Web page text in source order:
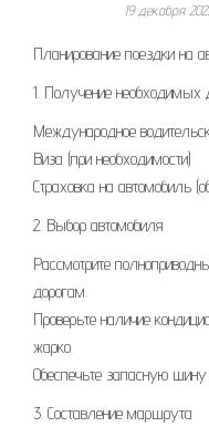
19 декабря
Планирование поездки на
1. Получение необходимых
Международное
Виза (при необходимости)
Страховка на автомобиль
2. Выбор автомобиля
Рассмотрите
дорогам.
Проверьте наличие
жарко.
Обеспечьте запасную шину
3. Составление маршрута